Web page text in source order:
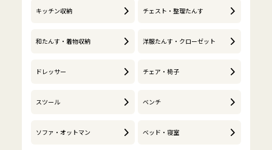
キッチン収納 チェスト・整理たんす
和たんす・着物収納 洋服たんす・クローゼット
ドレッサー チェア・椅子
スツール ベンチ
ソファ・オットマン ベッド・寝室